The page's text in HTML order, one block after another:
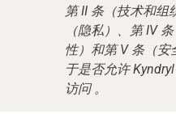
第 II 条（技术和组
（隐私）、第 IV
性）和第 V 条（
于是否允许
访问 。